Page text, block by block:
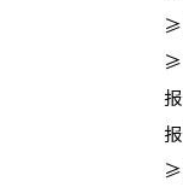
≥
≥
≥